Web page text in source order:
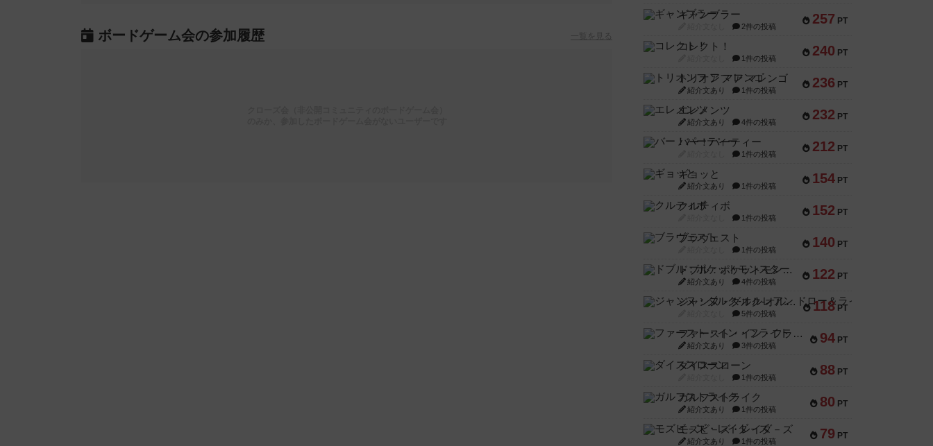
ボードゲーム会の参加履歴 一覧を見る
257 PT
ギャンブラー
2件の投稿
240 PT
コレクト！
1件の投稿
236 PT
トリオンフ ア マレンゴ
紹介文あり 1件の投稿
232 PT
エレメンツ
紹介文あり 4件の投稿
212 PT
バー！パーティー
1件の投稿
154 PT
ギョッと
紹介文あり 1件の投稿
152 PT
クルティボ
1件の投稿
140 PT
ブラヴェスト
1件の投稿
122 PT
ドブル：ポケットモンスター
紹介文あり 4件の投稿
118 PT
ジャンヌ・ダルク-オルレアン ドロー＆ライト
5件の投稿
94 PT
ファースト・イン・フライト
紹介文あり 3件の投稿
88 PT
ダイススローン
1件の投稿
80 PT
ガルフストライク
紹介文あり 1件の投稿
79 PT
モズビ－ズ・レイダ－ズ
紹介文あり 1件の投稿